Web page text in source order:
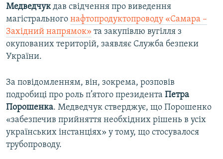
Медведчукдав свідчення про виведення
магістрального нафтопродуктопроводу «Самара –
Західний напрямок» та закупівлю вугілля з
окупованих територій, заявляє Служба безпеки
України.
За повідомленням, він, зокрема, розповів
подробиці про роль п’ятого президента Петра
Порошенка. Медведчук стверджує, що Порошенко
«забезпечив прийняття необхідних рішень в усіх
українських інстанціях» у тому, що стосувалося
трубопроводу.